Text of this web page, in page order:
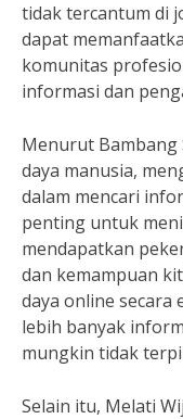
tidak tercantum di
dapat
komunitas
informasi dan
Menurut
daya manusia,
dalam mencari
penting untuk
mendapatkan
dan kemampuan
daya online
lebih banyak
mungkin tidak
Selain itu, Melati